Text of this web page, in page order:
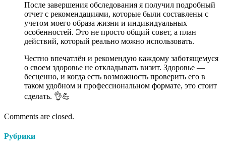
После завершения обследования я получил подробный
отчет с рекомендациями, которые были составлены с
учетом моего образа жизни и индивидуальных
особенностей. Это не просто общий совет, а план
действий, который реально можно использовать.
Честно впечатлён и рекомендую каждому заботящемуся
о своем здоровье не откладывать визит. Здоровье —
бесценно, и когда есть возможность проверить его в
таком удобном и профессиональном формате, это стоит
сделать. 👌💪
Comments are closed.
Рубрики